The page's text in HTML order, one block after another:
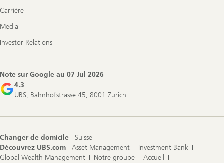
Carrière
Media
Investor Relations
Note sur Google au 07 Jul 2026
4.3
UBS, Bahnhofstrasse 45, 8001 Zurich
Changer de domicile
Suisse
Découvrez UBS.com
Asset Management
Investment Bank
Global Wealth Management
Notre groupe
Accueil